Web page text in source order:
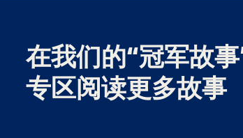
在我们的“冠军故
专区阅读更多故事